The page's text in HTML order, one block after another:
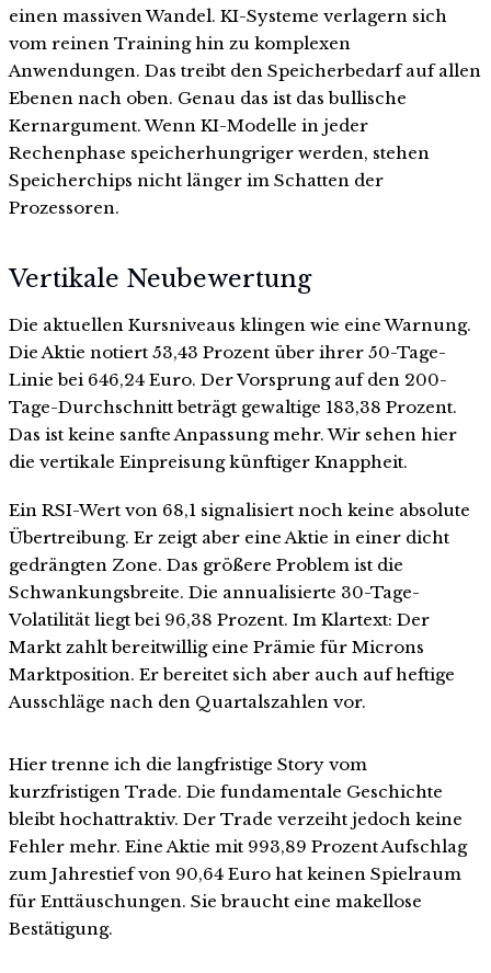
einen massiven Wandel. KI-Systeme verlagern sich
vom reinen Training hin zu komplexen
Anwendungen. Das treibt den Speicherbedarf auf allen
Ebenen nach oben. Genau das ist das bullische
Kernargument. Wenn KI-Modelle in jeder
Rechenphase speicherhungriger werden, stehen
Speicherchips nicht länger im Schatten der
Prozessoren.
Vertikale Neubewertung
Die aktuellen Kursniveaus klingen wie eine Warnung.
Die Aktie notiert 53,43 Prozent über ihrer 50-Tage-
Linie bei 646,24 Euro. Der Vorsprung auf den 200-
Tage-Durchschnitt beträgt gewaltige 183,38 Prozent.
Das ist keine sanfte Anpassung mehr. Wir sehen hier
die vertikale Einpreisung künftiger Knappheit.
Ein RSI-Wert von 68,1 signalisiert noch keine absolute
Übertreibung. Er zeigt aber eine Aktie in einer dicht
gedrängten Zone. Das größere Problem ist die
Schwankungsbreite. Die annualisierte 30-Tage-
Volatilität liegt bei 96,38 Prozent. Im Klartext: Der
Markt zahlt bereitwillig eine Prämie für Microns
Marktposition. Er bereitet sich aber auch auf heftige
Ausschläge nach den Quartalszahlen vor.
Hier trenne ich die langfristige Story vom
kurzfristigen Trade. Die fundamentale Geschichte
bleibt hochattraktiv. Der Trade verzeiht jedoch keine
Fehler mehr. Eine Aktie mit 993,89 Prozent Aufschlag
zum Jahrestief von 90,64 Euro hat keinen Spielraum
für Enttäuschungen. Sie braucht eine makellose
Bestätigung.